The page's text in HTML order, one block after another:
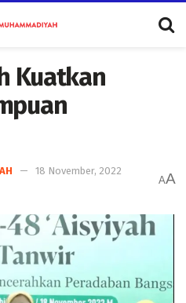
Kuatkan
18 November, 2022
AA